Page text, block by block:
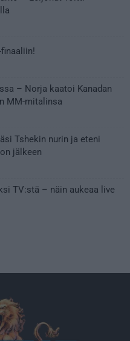
– Norja kaatoi Kanadan
MM-mitalinsa
Tshekin nurin ja eteni
jälkeen
TV:stä – näin aukeaa live